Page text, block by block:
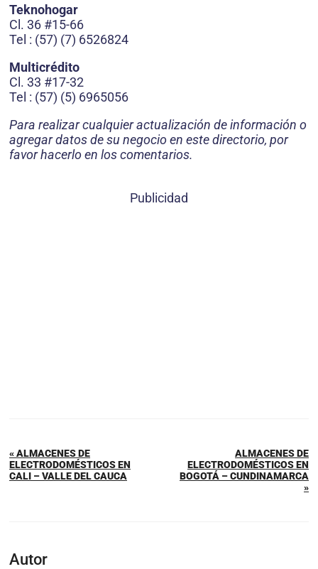
Teknohogar
Cl. 36 #15-66
Tel : (57) (7) 6526824
Multicrédito
Cl. 33 #17-32
Tel : (57) (5) 6965056
Para realizar cualquier actualización de información o
agregar datos de su negocio en este directorio, por
favor hacerlo en los comentarios.
Publicidad
« ALMACENES DE
ELECTRODOMÉSTICOS EN
CALI – VALLE DEL CAUCA
ALMACENES DE
ELECTRODOMÉSTICOS EN
BOGOTÁ – CUNDINAMARCA
»
Autor